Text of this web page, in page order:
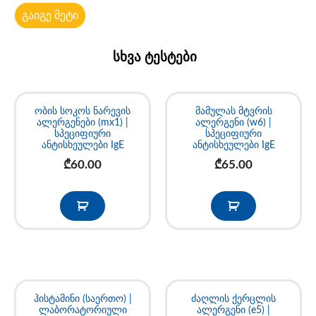
გაიგე მეტი
სხვა ტესტები
ობის სოკოს ნარევის
ალერგენები (mx1) |
სპეციფიური
ანტისხეულები IgE
₾60.00
მამულას მტვრის
ალერგენი (w6) |
სპეციფიური
ანტისხეულები IgE
₾65.00
ჰისტამინი (საერთო) |
ლაბორატორიული
ძაღლის ქერცლის
ალერგენი (e5) |